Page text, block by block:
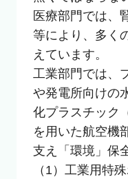
医療部門では、
等により、多く
えています。
工業部門では、
や発電所向けの
化プラスチック
を用いた航空機
支え「環境」保
（1）工業用特